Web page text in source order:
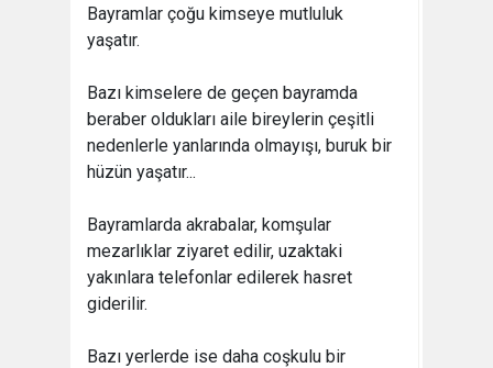
Bayramlar çoğu kimseye mutluluk
yaşatır.
Bazı kimselere de geçen bayramda
beraber oldukları aile bireylerin çeşitli
nedenlerle yanlarında olmayışı, buruk bir
hüzün yaşatır...
Bayramlarda akrabalar, komşular
mezarlıklar ziyaret edilir, uzaktaki
yakınlara telefonlar edilerek hasret
giderilir.
Bazı yerlerde ise daha coşkulu bir